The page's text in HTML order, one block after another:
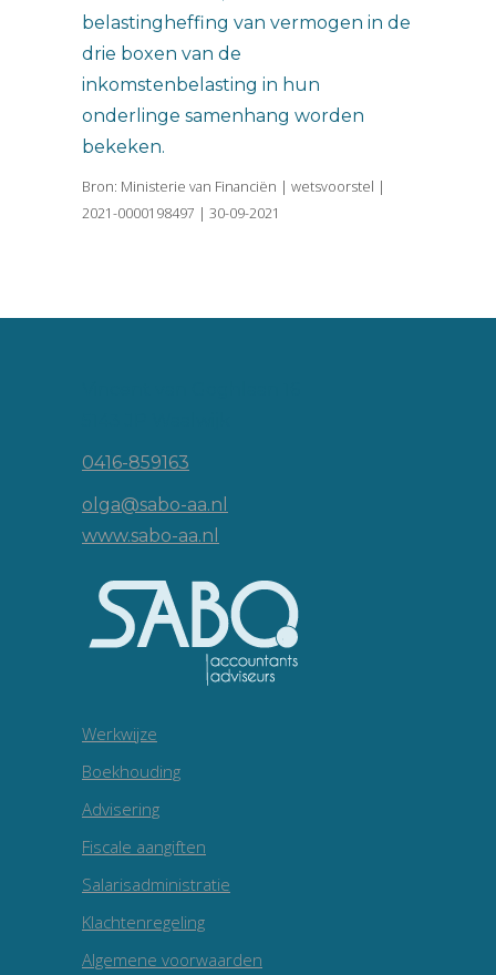
belastingheffing van vermogen in de
drie boxen van de
inkomstenbelasting in hun
onderlinge samenhang worden
bekeken.
Bron: Ministerie van Financiën | wetsvoorstel |
2021-0000198497 | 30-09-2021
0416-859163
olga@sabo-aa.nl
www.sabo-aa.nl
Werkwijze
Boekhouding
Advisering
Fiscale aangiften
Salarisadministratie
Klachtenregeling
Algemene voorwaarden